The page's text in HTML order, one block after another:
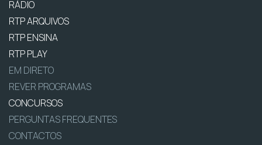
RÁDIO
RTP ARQUIVOS
RTP ENSINA
RTP PLAY
EM DIRETO
REVER PROGRAMAS
CONCURSOS
PERGUNTAS FREQUENTES
CONTACTOS